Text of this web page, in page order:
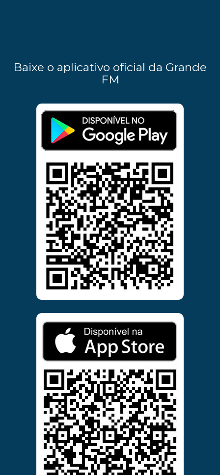
Baixe o aplicativo oficial da Grande
FM